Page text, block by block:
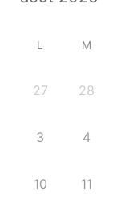
L M
27 28
3 4
10 11